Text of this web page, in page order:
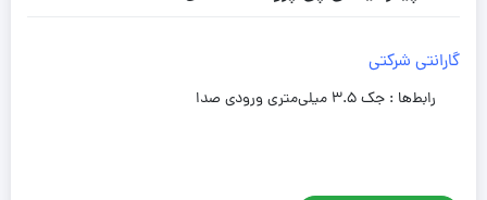
گارانتی شرکتی
رابط‌ها : جک ۳.۵ میلی‌متری ورودی صدا